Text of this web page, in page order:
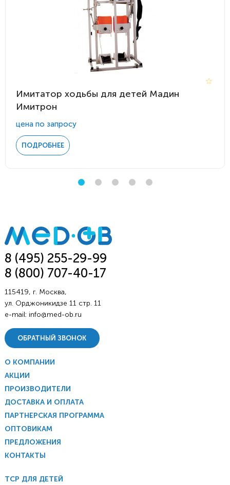
Имитатор ходьбы для детей Мадин
Имитрон
цена по запросу
ПОДРОБНЕЕ
8 (495) 255-29-99
8 (800) 707-40-17
115419, г. Москва,
ул. Орджоникидзе 11 стр. 11
e-mail: info@med-ob.ru
ОБРАТНЫЙ ЗВОНОК
О КОМПАНИИ
АКЦИИ
ПРОИЗВОДИТЕЛИ
ДОСТАВКА И ОПЛАТА
ПАРТНЕРСКАЯ ПРОГРАММА
ОПТОВИКАМ
ПРЕДЛОЖЕНИЯ
КОНТАКТЫ
ТСР ДЛЯ ДЕТЕЙ